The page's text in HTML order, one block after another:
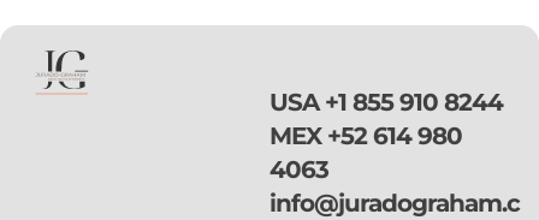
fue publicada esta semana por el New York
Times, citando a cuatro funcionarios al tanto
de las negociaciones. Los funcionarios le
USA+1 855 910 8244
MEX +52 614 980
4063
info@juradograham.c